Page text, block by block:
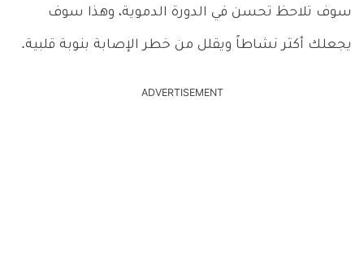
سوف تلاحظ تحسن في الدورة الدموية، وهذا سوف
يجعلك أكثر نشاطاً ويقلل من خطر الإصابة بنوبة قلبية.
ADVERTISEMENT